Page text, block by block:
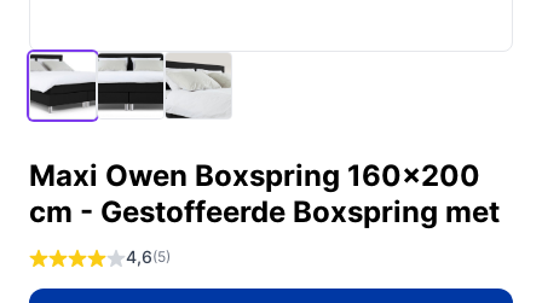
Maxi Owen Boxspring 160x200
cm - Gestoffeerde Boxspring met
4,6(5)